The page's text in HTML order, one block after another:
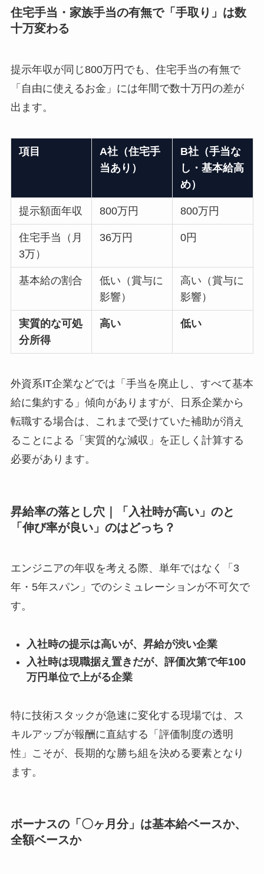
住宅手当・家族手当の有無で「手取り」は数
十万変わる
提示年収が同じ800万円でも、住宅手当の有無で
「自由に使えるお金」には年間で数十万円の差が
出ます。
項目
A社（住宅手
当あり）
B社（手当な
し・基本給高
め）
提示額面年収 800万円 800万円
住宅手当（月
3万）
36万円 0円
基本給の割合
低い（賞与に
影響）
高い（賞与に
影響）
実質的な可処
分所得
高い 低い
外資系IT企業などでは「手当を廃止し、すべて基本
給に集約する」傾向がありますが、日系企業から
転職する場合は、これまで受けていた補助が消え
ることによる「実質的な減収」を正しく計算する
必要があります。
昇給率の落とし穴｜「入社時が高い」のと
「伸び率が良い」のはどっち？
エンジニアの年収を考える際、単年ではなく「3
年・5年スパン」でのシミュレーションが不可欠で
す。
入社時の提示は高いが、昇給が渋い企業
入社時は現職据え置きだが、評価次第で年100
万円単位で上がる企業
特に技術スタックが急速に変化する現場では、ス
キルアップが報酬に直結する「評価制度の透明
性」こそが、長期的な勝ち組を決める要素となり
ます。
ボーナスの「〇ヶ月分」は基本給ベースか、
全額ベースか